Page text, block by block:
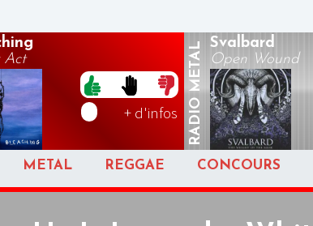
Act
+ d'infos RADIO
METAL Svalbard
Open Wound
METAL REGGAE CONCOURS